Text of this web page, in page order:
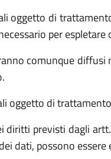
oggetto di
per
comunque diffusi
oggetto di
diritti previsti dagli
dati, possono essere